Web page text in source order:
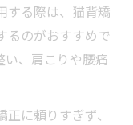
する際は、猫背矯
るのがおすすめで
い、肩こりや腰痛
に頼りすぎず、